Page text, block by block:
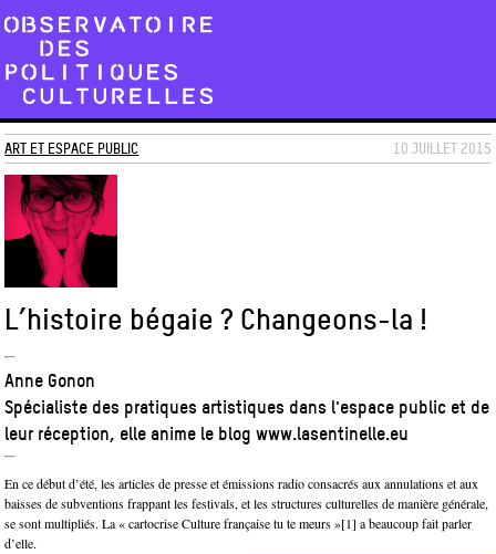
ART ET ESPACE PUBLIC 10 JUILLET 2015
L’histoire bégaie ? Changeons-la !
Anne Gonon
Spécialiste des pratiques artistiques dans l'espace public et de
leur réception, elle anime le blog www.lasentinelle.eu
En ce début d’été, les articles de presse et émissions radio consacrés aux annulations et aux
baisses de subventions frappant les festivals, et les structures culturelles de manière générale,
se sont multipliés. La « cartocrise Culture française tu te meurs »[1] a beaucoup fait parler
d’elle.